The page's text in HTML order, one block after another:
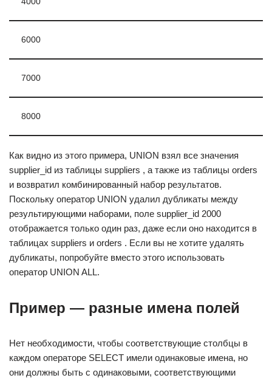
6000
7000
8000
Как видно из этого примера, UNION взял все значения
supplier_id из таблицы suppliers , а также из таблицы orders
и возвратил комбинированный набор результатов.
Поскольку оператор UNION удалил дубликаты между
результирующими наборами, поле supplier_id 2000
отображается только один раз, даже если оно находится в
таблицах suppliers и orders . Если вы не хотите удалять
дубликаты, попробуйте вместо этого использовать
оператор UNION ALL.
Пример — разные имена полей
Нет необходимости, чтобы соответствующие столбцы в
каждом операторе SELECT имели одинаковые имена, но
они должны быть с одинаковыми, соответствующими